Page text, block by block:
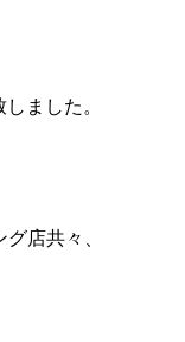
ました。
店共々、